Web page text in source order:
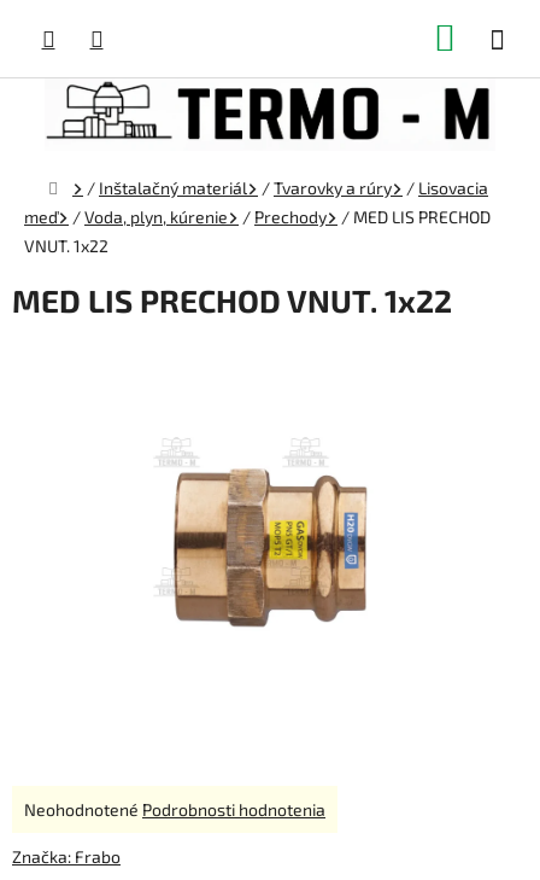
obsah
Domov
/ Inštalačný materiál /Tvarovky a rúry / Lisovacia
meď
/Voda, plyn, kúrenie / Prechody / MED LIS PRECHOD
VNUT. 1x22
MED LIS PRECHOD VNUT. 1x22
Priemerné
produktu
Neohodnotené Podrobnosti hodnotenia
Značka: Frabo